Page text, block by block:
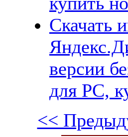
Скачать
версии
для PC,
<<